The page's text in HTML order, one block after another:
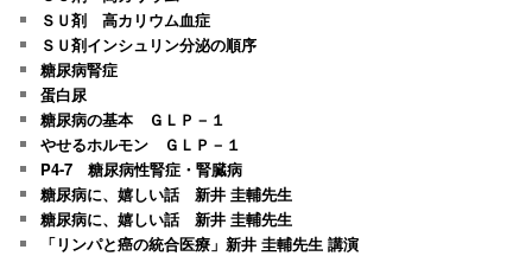
ＳＵ剤 高カリウム血症
ＳＵ剤インシュリン分泌の順序
糖尿病腎症
蛋白尿
糖尿病の基本 ＧＬＰ－１
やせるホルモン ＧＬＰ－１
P4-7 糖尿病性腎症・腎臓病
糖尿病に、嬉しい話 新井 圭輔先生
糖尿病に、嬉しい話 新井 圭輔先生
「リンパと癌の統合医療」新井 圭輔先生 講演